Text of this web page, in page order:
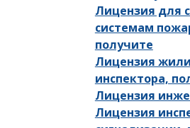
Лицензия для
системам
получите
Лицензия
инспектора,
Лицензия
Лицензия